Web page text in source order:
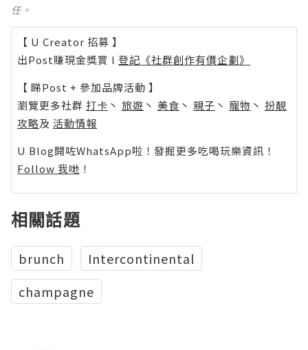
任。
【 U Creator 招募 】
出Post賺現金獎賞 l 登記《社群創作有價企劃》
【 睇Post + 參加品牌活動 】
瀏覽更多社群 打卡 丶 旅遊 丶 美食 丶 親子 丶 寵物 丶 扮靚
攻略及 活動情報
U Blog開咗WhatsApp啦！發掘更多吃喝玩樂資訊！
Follow 我哋 ！
相關話題
brunch
Intercontinental
champagne